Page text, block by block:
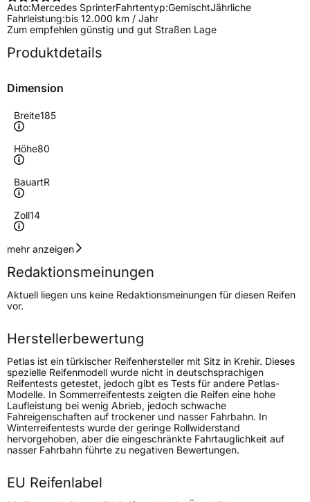
Auto:Mercedes SprinterFahrtentyp:GemischtJährliche
Fahrleistung:bis 12.000 km / Jahr
Zum empfehlen günstig und gut Straßen Lage
Produktdetails
Dimension
Breite185
Höhe80
BauartR
Zoll14
Geschwindigkeitsindex
Höchstgeschwindigkeit
170 km/h
Lastindex102/100
Höchstlast850/800 kg
Generelle Merkmale
FahrzeugtypTransporter
VerwendungGanzjahresreifen
ModellnameVanMaster All Season Plus
mehr anzeigen
Redaktionsmeinungen
Aktuell liegen uns keine Redaktionsmeinungen für diesen Reifen
vor.
Herstellerbewertung
Petlas ist ein türkischer Reifenhersteller mit Sitz in Krehir. Dieses
spezielle Reifenmodell wurde nicht in deutschsprachigen
Reifentests getestet, jedoch gibt es Tests für andere Petlas-
Modelle. In Sommerreifentests zeigten die Reifen eine hohe
Laufleistung bei wenig Abrieb, jedoch schwache
Fahreigenschaften auf trockener und nasser Fahrbahn. In
Winterreifentests wurde der geringe Rollwiderstand
hervorgehoben, aber die eingeschränkte Fahrtauglichkeit auf
nasser Fahrbahn führte zu negativen Bewertungen.
EU Reifenlabel